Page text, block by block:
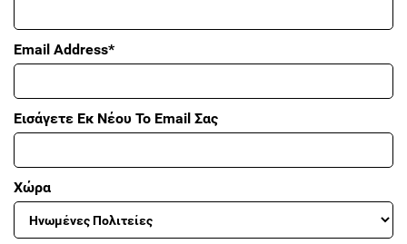
Email Address*
Εισάγετε Εκ Νέου Το Email Σας
Χώρα